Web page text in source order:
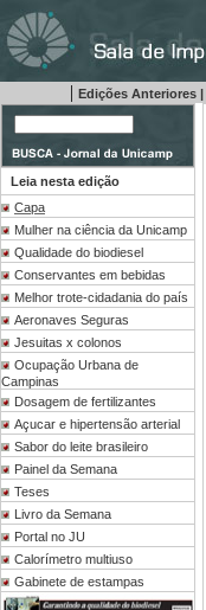
| Edições Anteriores|
Leia nesta edição
Capa
Mulher na ciência da Unicamp
Qualidade do biodiesel
Conservantes em bebidas
Melhor trote-cidadania do país
Aeronaves Seguras
Jesuitas x colonos
Ocupação Urbana de
Campinas
Dosagem de fertilizantes
Açucar e hipertensão arterial
Sabor do leite brasileiro
Painel da Semana
Teses
Livro da Semana
Portal no JU
Calorímetro multiuso
Gabinete de estampas